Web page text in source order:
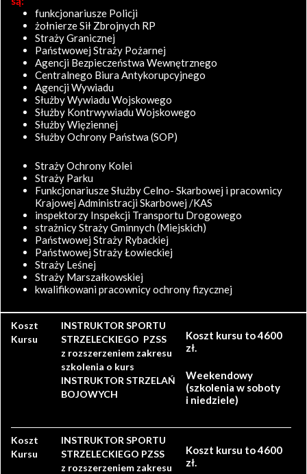
funkcjonariusze Policji
żołnierze Sił Zbrojnych RP
Straży Granicznej
Państwowej Straży Pożarnej
Agencji Bezpieczeństwa Wewnętrznego
Centralnego Biura Antykorupcyjnego
Agencji Wywiadu
Służby Wywiadu Wojskowego
Służby Kontrwywiadu Wojskowego
Służby Więziennej
Służby Ochrony Państwa (SOP)
Straży Ochrony Kolei
Straży Parku
Funkcjonariusze Służby Celno- Skarbowej i pracownicy
Krajowej Administracji Skarbowej /KAS
inspektorzy Inspekcji Transportu Drogowego
strażnicy Straży Gminnych (Miejskich)
Państwowej Straży Rybackiej
Państwowej Straży Łowieckiej
Straży Leśnej
Straży Marszałkowskiej
kwalifikowani pracownicy ochrony fizycznej
Koszt
Kursu
INSTRUKTOR SPORTU
STRZELECKIEGO PZSS
z rozszerzeniem zakresu
szkolenia o kurs
INSTRUKTOR STRZELAŃ
BOJOWYCH
Koszt kursu to 4600
zł.
Weekendowy
(szkolenia w soboty
i niedziele)
Koszt
Kursu
INSTRUKTOR SPORTU
STRZELECKIEGO PZSS
z rozszerzeniem zakresu
Koszt kursu to 4600
zł.